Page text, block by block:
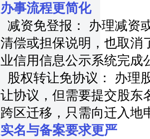
办事流程更简化
减资免登报： 办理减资
清偿或担保说明，也取消
业信用信息公示系统完成
股权转让免协议： 办理
让协议，但需要提交股
跨区迁移，只需向迁入地
实名与备案要求更严